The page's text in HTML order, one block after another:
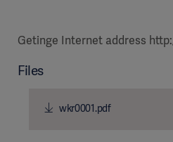
Getinge Internet address
Files
wkr0001.pdf